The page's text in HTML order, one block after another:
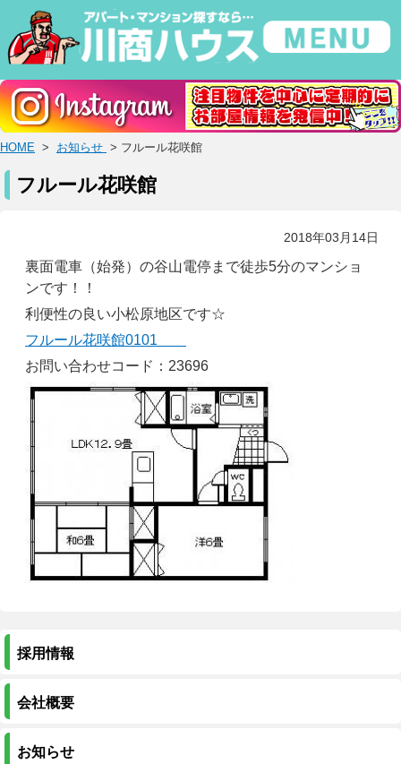
HOME > お知らせ > フルール花咲館
フルール花咲館
2018年03月14日
裏面電車（始発）の谷山電停まで徒歩5分のマンショ
ンです！！
利便性の良い小松原地区です☆
フルール花咲館0101
お問い合わせコード：23696
採用情報
会社概要
お知らせ